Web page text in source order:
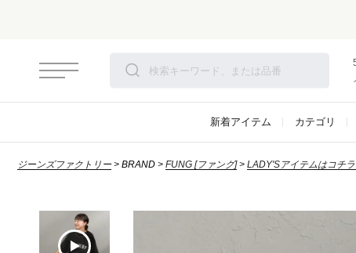
新着アイテム カテゴリ
ジーンズファクトリー BRAND FUNG [ファング] LADY'Sアイテムはコチラ